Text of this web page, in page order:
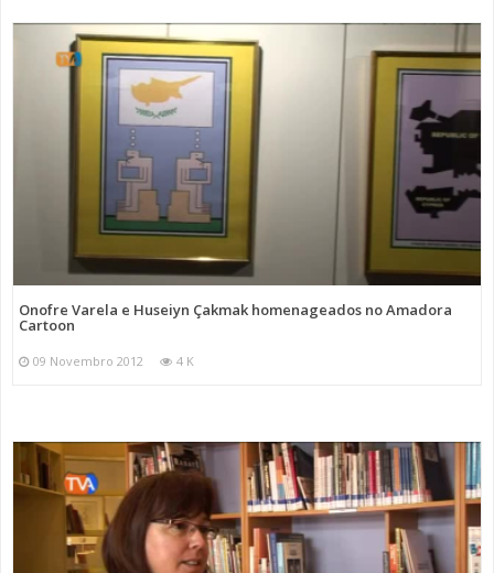
Onofre Varela e Huseiyn Çakmak homenageados no Amadora
Cartoon
09 Novembro 2012 4 K